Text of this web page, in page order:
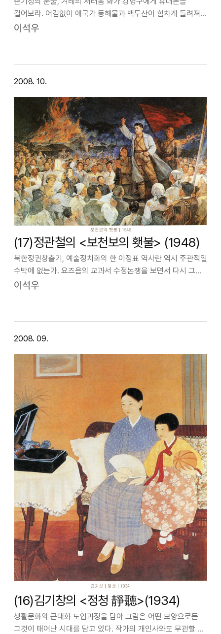
걸어보라. 어김없이 애국가 동해물과 백두산이 힘차게 들려져
온다. 그는 현실을 직시하는 예리한 눈을 가지고 있지만 언제나
이석우
2008. 10.
(17)정관철의 <보천보의 횃불> (1948)
북한정권창출기, 예술정치화의 한 이정표 역사란 역시 주관적일
수박에 없는가. 요즈음의 교과서 수정논쟁을 보면서 다시 그런
생각을 하게 된다 역사를 기록하는 이가 결국은 사람이기에 그
이석우
2008. 09.
(16)김기창의 <정청 靜聽>(1934)
생활문화의 근대화 도입과정을 담아 그림은 어떤 모양으로든
그것이 태어난 시대를 담고 있다. 작가의 개인사와도 무관할 수